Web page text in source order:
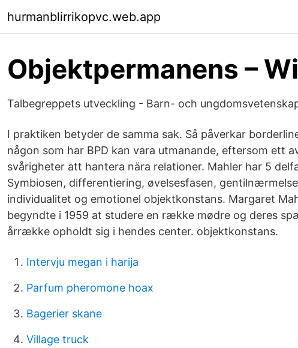
hurmanblirrikopvc.web.app
Objektpermanens –
Talbegreppets utveckling - Barn- och
I praktiken betyder de samma sak. Så påverkar
någon som har BPD kan vara utmanande, eftersom ett
svårigheter att hantera nära relationer. Mahler har 5
Symbiosen, differentiering, øvelsesfasen,
individualitet og emotionel objektkonstans. Margaret
begyndte i 1959 at studere en række mødre og deres
årrække opholdt sig i hendes center. objektkonstans.
Intervju megan i harija
Parfum pheromone hoax
Bagerier skane
Village truck